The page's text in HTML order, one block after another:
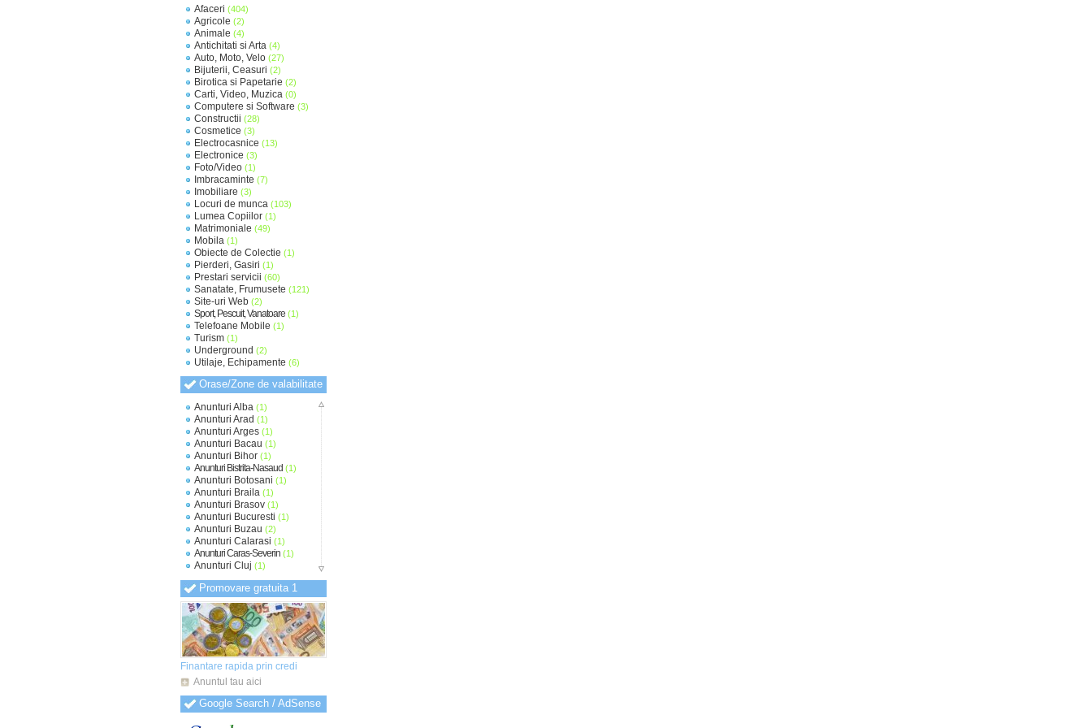
Afaceri (404)
Agricole (2)
Animale (4)
Antichitati si Arta (4)
Auto, Moto, Velo (27)
Bijuterii, Ceasuri (2)
Birotica si Papetarie (2)
Carti, Video, Muzica (0)
Computere si Software (3)
Constructii (28)
Cosmetice (3)
Electrocasnice (13)
Electronice (3)
Foto/Video (1)
Imbracaminte (7)
Imobiliare (3)
Locuri de munca (103)
Lumea Copiilor (1)
Matrimoniale (49)
Mobila (1)
Obiecte de Colectie (1)
Pierderi, Gasiri (1)
Prestari servicii (60)
Sanatate, Frumusete (121)
Site-uri Web (2)
Sport, Pescuit, Vanatoare (1)
Telefoane Mobile (1)
Turism (1)
Underground (2)
Utilaje, Echipamente (6)
Orase/Zone de valabilitate
Anunturi Alba (1)
Anunturi Arad (1)
Anunturi Arges (1)
Anunturi Bacau (1)
Anunturi Bihor (1)
Anunturi Bistrita-Nasaud (1)
Anunturi Botosani (1)
Anunturi Braila (1)
Anunturi Brasov (1)
Anunturi Bucuresti (1)
Anunturi Buzau (2)
Anunturi Calarasi (1)
Anunturi Caras-Severin (1)
Anunturi Cluj (1)
Anunturi Constanta
Anunturi Covasna(1)
Anunturi Dambovita(1)
Anunturi Dolj(1)
Anunturi Galati(1)
Anunturi Giurgiu(1)
Anunturi Gorj(1)
Anunturi Harghita (1)
Anunturi Hunedoara
Anunturi Ialomita
Anunturi Iasi(1)
Anunturi Ilfov(1)
Anunturi Maramures
Promovare gratuita 1
Finantare rapida prin credi
Anuntul tau aici
Google Search / AdSense